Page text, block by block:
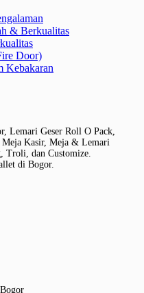
& Berkualitas
Door)
Kebakaran
Lemari Geser Roll O Pack,
Meja Kasir, Meja & Lemari
Troli, dan Customize.
di Bogor.